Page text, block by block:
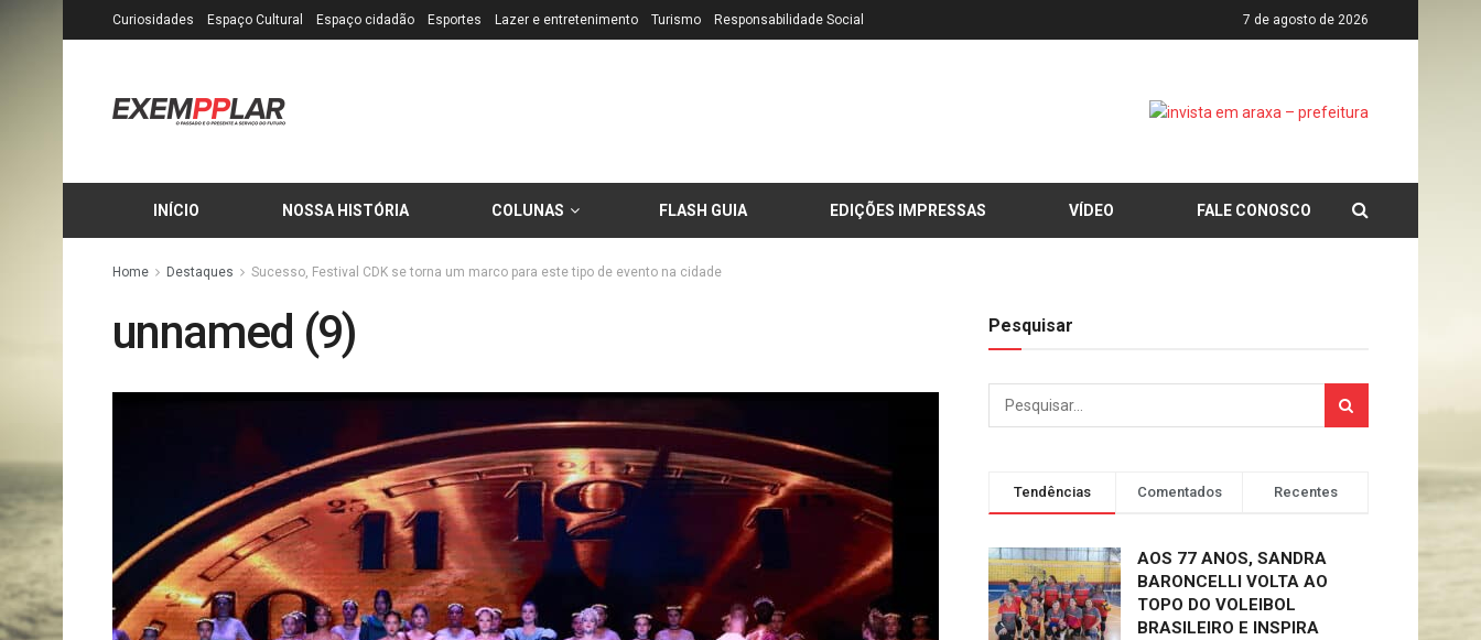
Curiosidades Espaço Cultural Espaço cidadão Esportes Lazer e entretenimento Turismo Responsabilidade Social 7 de agosto de 2026
INÍCIO NOSSA HISTÓRIA COLUNAS FLASH GUIA EDIÇÕES IMPRESSAS VÍDEO FALE CONOSCO
Home Destaques Sucesso, Festival CDK se torna um marco para este tipo de evento na cidade
unnamed (9) Pesquisar
Tendências Comentados Recentes
AOS 77 ANOS, SANDRA
BARONCELLI VOLTA AO
TOPO DO VOLEIBOL
BRASILEIRO E INSPIRA